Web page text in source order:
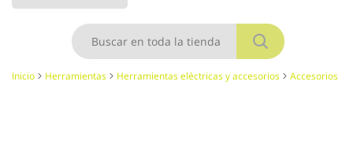
Buscar
Inicio Herramientas Herramientas eléctricas y accesorios Accesorios